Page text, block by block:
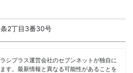
2丁目3番30号
シプラス運営会社のセブンネットが独自に
す。最新情報と異なる可能性があることを